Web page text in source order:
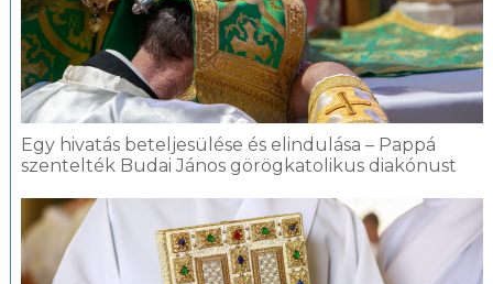
Egy hivatás beteljesülése és elindulása – Pappá
szentelték Budai János görögkatolikus diakónust